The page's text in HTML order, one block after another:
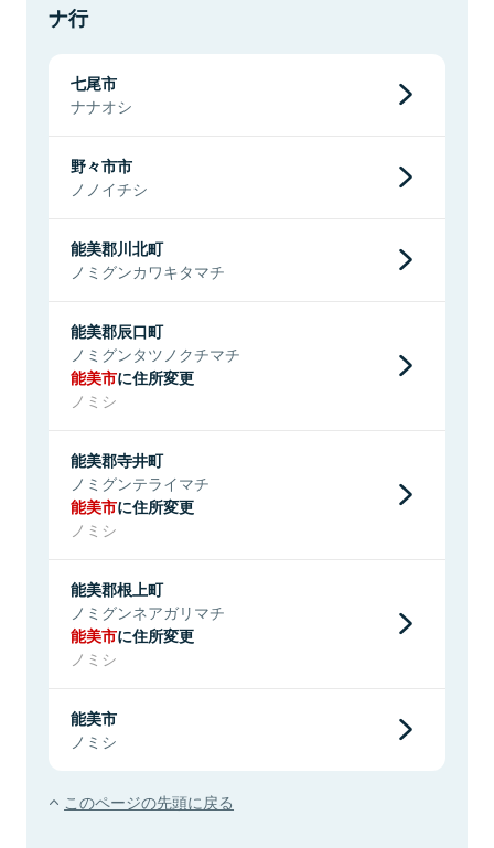
ナ行
七尾市
ナナオシ
野々市市
ノノイチシ
能美郡川北町
ノミグンカワキタマチ
能美郡辰口町
ノミグンタツノクチマチ
能美市に住所変更
ノミシ
能美郡寺井町
ノミグンテライマチ
能美市に住所変更
ノミシ
能美郡根上町
ノミグンネアガリマチ
能美市に住所変更
ノミシ
能美市
ノミシ
このページの先頭に戻る